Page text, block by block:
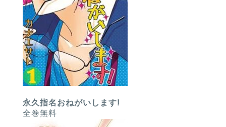
永久指名おねがいします!
全巻無料